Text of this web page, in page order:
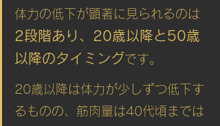
体力の低下が顕著に見られるのは
2段階あり、20歳以降と50歳
以降のタイミングです。
20歳以降は体力が少しずつ低下す
るものの、筋肉量は40代頃までは